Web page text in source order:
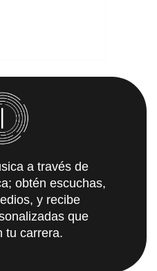
a través de
obtén escuchas,
y recibe
que
tu carrera.